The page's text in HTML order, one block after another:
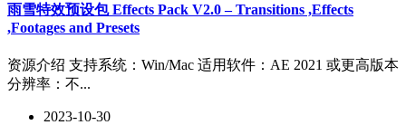
雨雪特效预设包 Effects Pack V2.0 – Transitions ,Effects
,Footages and Presets
资源介绍 支持系统：Win/Mac 适用软件：AE 2021 或更高版本
分辨率：不...
2023-10-30